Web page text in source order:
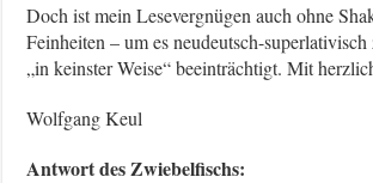
Doch ist mein Lesevergnügen auch ohne
Feinheiten – um es neudeutsch-
„in keinster Weise“ beeinträchtigt. Mit
Wolfgang Keul
Antwort des Zwiebelfischs: